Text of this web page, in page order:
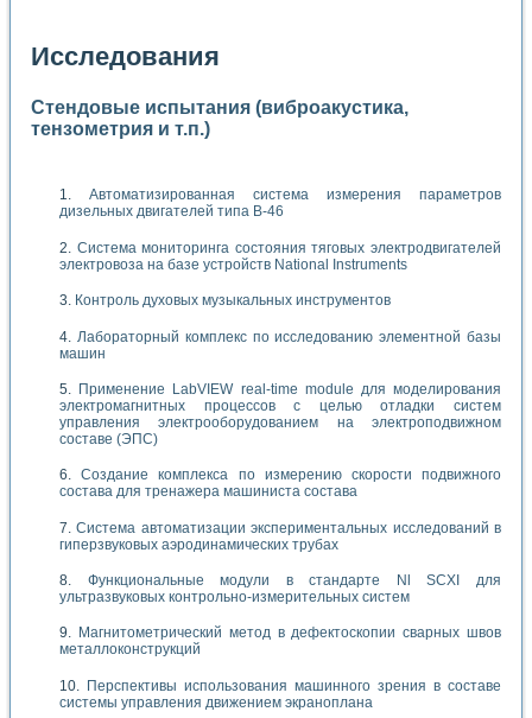
Исследования
Стендовые испытания (виброакустика,
тензометрия и т.п.)
Автоматизированная система измерения параметров
дизельных двигателей типа В-46
Система мониторинга состояния тяговых электродвигателей
электровоза на базе устройств National Instruments
Контроль духовых музыкальных инструментов
Лабораторный комплекс по исследованию элементной базы
машин
Применение LabVIEW real-time module для моделирования
электромагнитных процессов с целью отладки систем
управления электрооборудованием на электроподвижном
составе (ЭПС)
Создание комплекса по измерению скорости подвижного
состава для тренажера машиниста состава
Система автоматизации экспериментальных исследований в
гиперзвуковых аэродинамических трубах
Функциональные модули в стандарте Nl SCXI для
ультразвуковых контрольно-измерительных систем
Магнитометрический метод в дефектоскопии сварных швов
металлоконструкций
Перспективы использования машинного зрения в составе
системы управления движением экраноплана